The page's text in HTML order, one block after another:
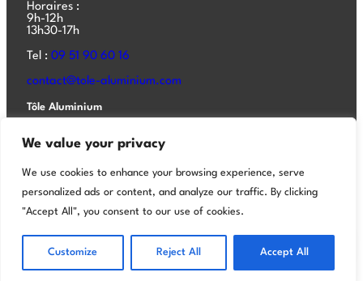
We value your privacy
We use cookies to enhance your browsing experience, serve
personalized ads or content, and analyze our traffic. By clicking
"Accept All", you consent to our use of cookies.
Customize Reject All Accept All
Horaires :
9h-12h
13h30-17h
Tel : 09 51 90 60 16
contact@tole-aluminium.com
Tôle Aluminium
Tôle aluminium
Aluminium composite
Aluminium composite bâtiment